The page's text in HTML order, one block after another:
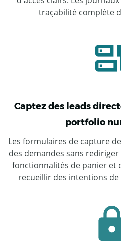
traçabilité complète
Captez des leads
portfolio
Les formulaires de capture
des demandes sans
fonctionnalités de panier et
recueillir des intentions